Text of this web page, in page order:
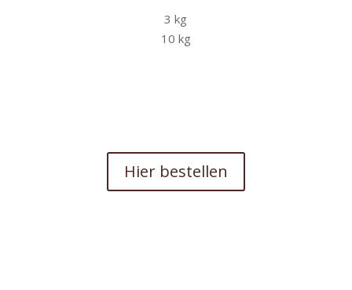
3 kg
10 kg
Hier bestellen